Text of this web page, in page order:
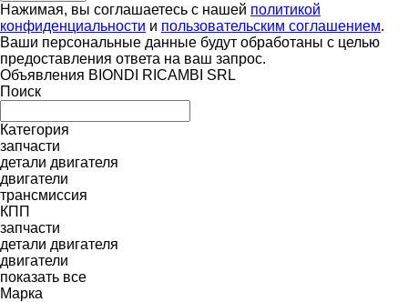
Нажимая, вы соглашаетесь с нашей политикой
конфиденциальности и пользовательским соглашением.
Ваши персональные данные будут обработаны с целью
предоставления ответа на ваш запрос.
Объявления BIONDI RICAMBI SRL
Поиск
Категория
запчасти
детали двигателя
двигатели
трансмиссия
КПП
запчасти
детали двигателя
двигатели
показать все
Марка